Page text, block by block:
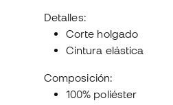
Detalles:
Corte holgado
Cintura elástica
Composición:
100% poliéster